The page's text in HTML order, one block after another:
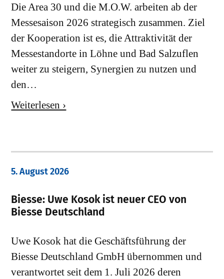
Die Area 30 und die M.O.W. arbeiten ab der
Messesaison 2026 strategisch zusammen. Ziel
der Kooperation ist es, die Attraktivität der
Messestandorte in Löhne und Bad Salzuflen
weiter zu steigern, Synergien zu nutzen und
den…
Weiterlesen ›
5. August 2026
Biesse: Uwe Kosok ist neuer CEO von
Biesse Deutschland
Uwe Kosok hat die Geschäftsführung der
Biesse Deutschland GmbH übernommen und
verantwortet seit dem 1. Juli 2026 deren